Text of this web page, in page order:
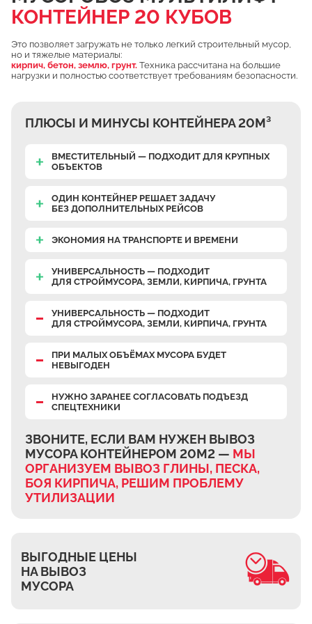
Чулково
Осеченки
Поповка
Кулаково
Поповка
Синьково
Еганово
Кривцы
Тяжино
Верхнее Велино
Становое
Шилово
Паткино
Зелёная Слобода
Апариха
Запрудное
Редькино
КОНТЕЙНЕР 20 КУБОВ
Это позволяет загружать не только легкий строительный мусор,
но и тяжелые материалы:
кирпич, бетон, землю, грунт. Техника рассчитана на большие
нагрузки и полностью соответствует требованиям безопасности.
ВЫГОДНЫЕ ЦЕНЫ
НА ВЫВОЗ
МУСОРА
ПЛЮСЫ И МИНУСЫ КОНТЕЙНЕРА 20М³
ВМЕСТИТЕЛЬНЫЙ — ПОДХОДИТ ДЛЯ КРУПНЫХ
ОБЪЕКТОВ
ОДИН КОНТЕЙНЕР РЕШАЕТ ЗАДАЧУ
БЕЗ ДОПОЛНИТЕЛЬНЫХ РЕЙСОВ
ЭКОНОМИЯ НА ТРАНСПОРТЕ И ВРЕМЕНИ
УНИВЕРСАЛЬНОСТЬ — ПОДХОДИТ
ДЛЯ СТРОЙМУСОРА, ЗЕМЛИ, КИРПИЧА, ГРУНТА
УНИВЕРСАЛЬНОСТЬ — ПОДХОДИТ
ДЛЯ СТРОЙМУСОРА, ЗЕМЛИ, КИРПИЧА, ГРУНТА
ПРИ МАЛЫХ ОБЪЁМАХ МУСОРА БУДЕТ
НЕВЫГОДЕН
НУЖНО ЗАРАНЕЕ СОГЛАСОВАТЬ ПОДЪЕЗД
СПЕЦТЕХНИКИ
ЗВОНИТЕ, ЕСЛИ ВАМ НУЖЕН ВЫВОЗ
МУСОРА КОНТЕЙНЕРОМ 20М2 — МЫ
ОРГАНИЗУЕМ ВЫВОЗ ГЛИНЫ, ПЕСКА,
БОЯ КИРПИЧА, РЕШИМ ПРОБЛЕМУ
УТИЛИЗАЦИИ